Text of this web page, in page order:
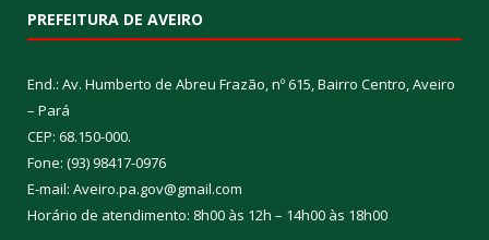
PREFEITURA DE AVEIRO
End.: Av. Humberto de Abreu Frazão, nº 615, Bairro Centro, Aveiro
– Pará
CEP: 68.150-000.
Fone: (93) 98417-0976
E-mail: Aveiro.pa.gov@gmail.com
Horário de atendimento: 8h00 às 12h – 14h00 às 18h00